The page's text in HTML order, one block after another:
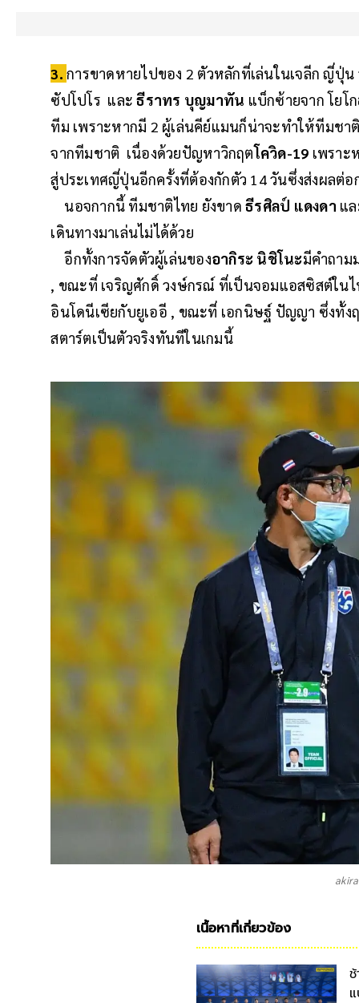
3. การขาดหายไปของ 2 ตัวหลักที่เล่นในเจลีก ญี่ปุ่น
ซัปโปโร และธีราทร บุญมาทัน แบ็กซ้ายจาก โยโ
ทีม เพราะหากมี 2 ผู้เล่นคีย์แมนก็น่าจะทำให้ทีมช
จากทีมชาติ เนื่องด้วยปัญหาวิกฤตโควิด-19 เพราะ
สู่ประเทศญี่ปุ่นอีกครั้งที่ต้องกักตัว 14 วันซึ่งส่งผลต่
นอจกากนี้ ทีมชาติไทย ยังขาด ธีรศิลป์ แดงดา แ
เดินทางมาเล่นไม่ได้ด้วย
อีกทั้งการจัดตัวผู้เล่นของอากิระ นิชิโนะมีคำถาม
, ขณะที่ เจริญศักดิ์ วงษ์กรณ์ ที่เป็นจอมแอสซิสต์ใน
อินโดนีเซียกับยูเออี , ขณะที่ เอกนิษฐ์ ปัญญา ซึ่งทั้ง
สตาร์ตเป็นตัวจริงทันทีในเกมนี้
เนื้อหาที่เกี่ยวข้อง